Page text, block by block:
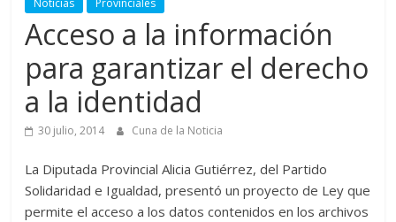
Acceso a la información
para garantizar el derecho
a la identidad
30 julio, 2014 Cuna de la Noticia
La Diputada Provincial Alicia Gutiérrez, del Partido
Solidaridad e Igualdad, presentó un proyecto de Ley que
permite el acceso a los datos contenidos en los archivos